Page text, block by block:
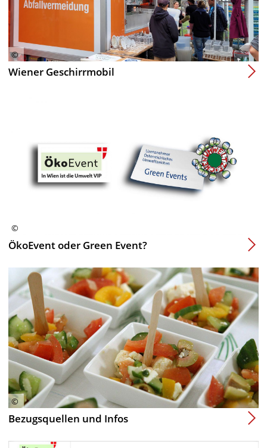
Wiener Geschirrmobil
ÖkoEvent oder Green Event?
Bezugsquellen und Infos